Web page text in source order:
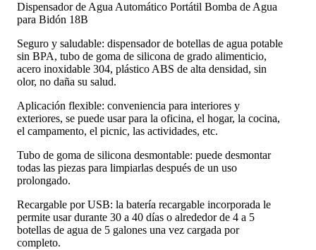
Dispensador de Agua Automático Portátil Bomba de Agua
para Bidón 18B
Seguro y saludable: dispensador de botellas de agua potable
sin BPA, tubo de goma de silicona de grado alimenticio,
acero inoxidable 304, plástico ABS de alta densidad, sin
olor, no daña su salud.
Aplicación flexible: conveniencia para interiores y
exteriores, se puede usar para la oficina, el hogar, la cocina,
el campamento, el picnic, las actividades, etc.
Tubo de goma de silicona desmontable: puede desmontar
todas las piezas para limpiarlas después de un uso
prolongado.
Recargable por USB: la batería recargable incorporada le
permite usar durante 30 a 40 días o alrededor de 4 a 5
botellas de agua de 5 galones una vez cargada por
completo.